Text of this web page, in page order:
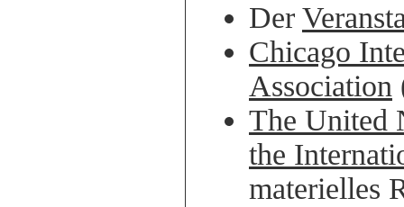
Der
Chicago
Association
The United
the
materielles